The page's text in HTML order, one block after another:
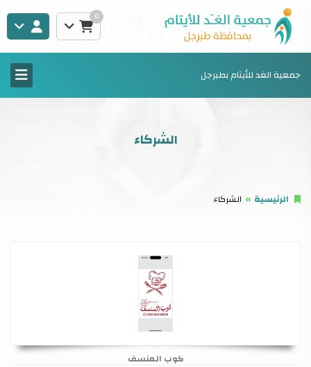
0
جمعية الغد للأيتام بطبرجل
الشركاء
الرئيسية الشركاء
كوب المنسف